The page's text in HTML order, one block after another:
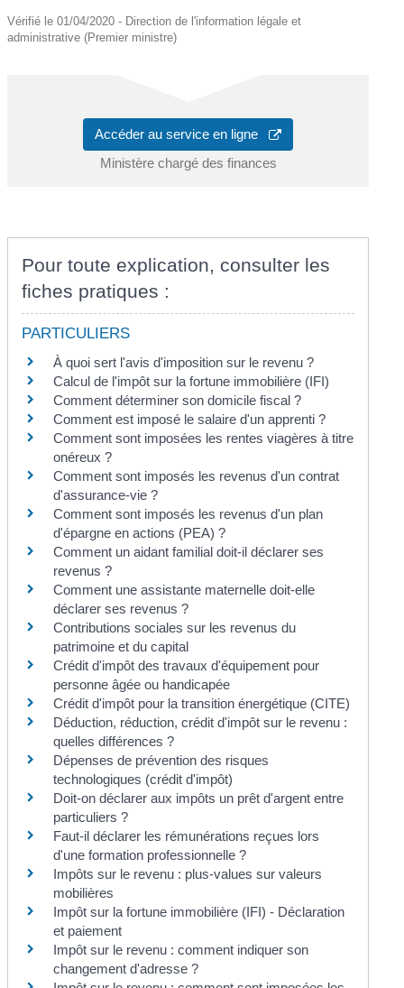
Vérifié le 01/04/2020 - Direction de l'information légale et
administrative (Premier ministre)
Accéder au service en ligne
Ministère chargé des finances
Pour toute explication, consulter les
fiches pratiques :
PARTICULIERS
À quoi sert l'avis d'imposition sur le revenu ?
Calcul de l'impôt sur la fortune immobilière (IFI)
Comment déterminer son domicile fiscal ?
Comment est imposé le salaire d'un apprenti ?
Comment sont imposées les rentes viagères à titre
onéreux ?
Comment sont imposés les revenus d'un contrat
d'assurance-vie ?
Comment sont imposés les revenus d'un plan
d'épargne en actions (PEA) ?
Comment un aidant familial doit-il déclarer ses
revenus ?
Comment une assistante maternelle doit-elle
déclarer ses revenus ?
Contributions sociales sur les revenus du
patrimoine et du capital
Crédit d'impôt des travaux d'équipement pour
personne âgée ou handicapée
Crédit d'impôt pour la transition énergétique (CITE)
Déduction, réduction, crédit d'impôt sur le revenu :
quelles différences ?
Dépenses de prévention des risques
technologiques (crédit d'impôt)
Doit-on déclarer aux impôts un prêt d'argent entre
particuliers ?
Faut-il déclarer les rémunérations reçues lors
d'une formation professionnelle ?
Impôts sur le revenu : plus-values sur valeurs
mobilières
Impôt sur la fortune immobilière (IFI) - Déclaration
et paiement
Impôt sur le revenu : comment indiquer son
changement d'adresse ?